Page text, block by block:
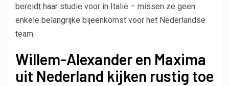
bereidt haar studie voor in Italië – missen ze geen
enkele belangrijke bijeenkomst voor het Nederlandse
team.
Willem-Alexander en Maxima
uit Nederland kijken rustig toe